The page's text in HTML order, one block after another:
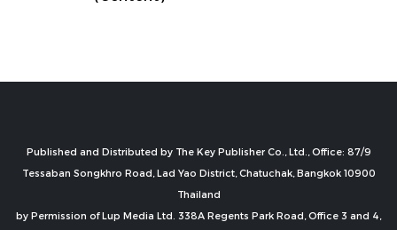
Published and Distributed by The Key Publisher Co., Ltd., Office: 87/9
Tessaban Songkhro Road, Lad Yao District, Chatuchak, Bangkok 10900
Thailand
by Permission of Lup Media Ltd. 338A Regents Park Road, Office 3 and 4,